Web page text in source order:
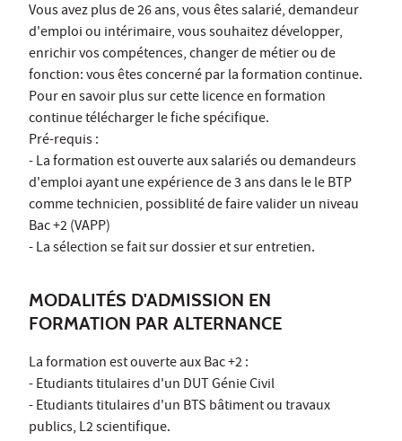
Vous avez plus de 26 ans, vous êtes salarié, demandeur
d'emploi ou intérimaire, vous souhaitez développer,
enrichir vos compétences, changer de métier ou de
fonction: vous êtes concerné par la formation continue.
Pour en savoir plus sur cette licence en formation
continue télécharger le fiche spécifique.
Pré-requis :
- La formation est ouverte aux salariés ou demandeurs
d'emploi ayant une expérience de 3 ans dans le le BTP
comme technicien, possiblité de faire valider un niveau
Bac +2 (VAPP)
- La sélection se fait sur dossier et sur entretien.
MODALITÉS D'ADMISSION EN
FORMATION PAR ALTERNANCE
La formation est ouverte aux Bac +2 :
- Etudiants titulaires d'un DUT Génie Civil
- Etudiants titulaires d'un BTS bâtiment ou travaux
publics, L2 scientifique.